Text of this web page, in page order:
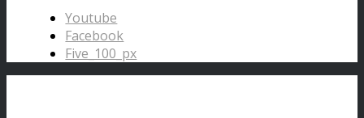
Youtube
Facebook
Five_100_px